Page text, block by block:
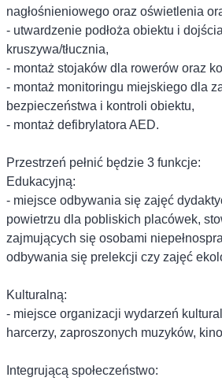
nagłośnieniowego oraz oświetlenia
- utwardzenie podłoża obiektu i
kruszywa/tłucznia,
- montaż stojaków dla rowerów oraz
- montaż monitoringu miejskiego dla
bezpieczeństwa i kontroli obiektu,
- montaż defibrylatora AED.
Przestrzeń pełnić będzie 3 funkcje:
Edukacyjną:
- miejsce odbywania się zajęć
powietrzu dla pobliskich placówek,
zajmujących się osobami
odbywania się prelekcji czy zajęć
Kulturalną:
- miejsce organizacji wydarzeń
harcerzy, zaproszonych muzyków,
Integrującą społeczeństwo: